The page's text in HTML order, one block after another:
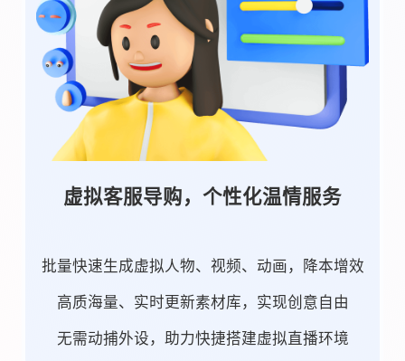
虚拟客服导购，个性化温情服务
批量快速生成虚拟人物、视频、动画，降本增效
高质海量、实时更新素材库，实现创意自由
无需动捕外设，助力快捷搭建虚拟直播环境